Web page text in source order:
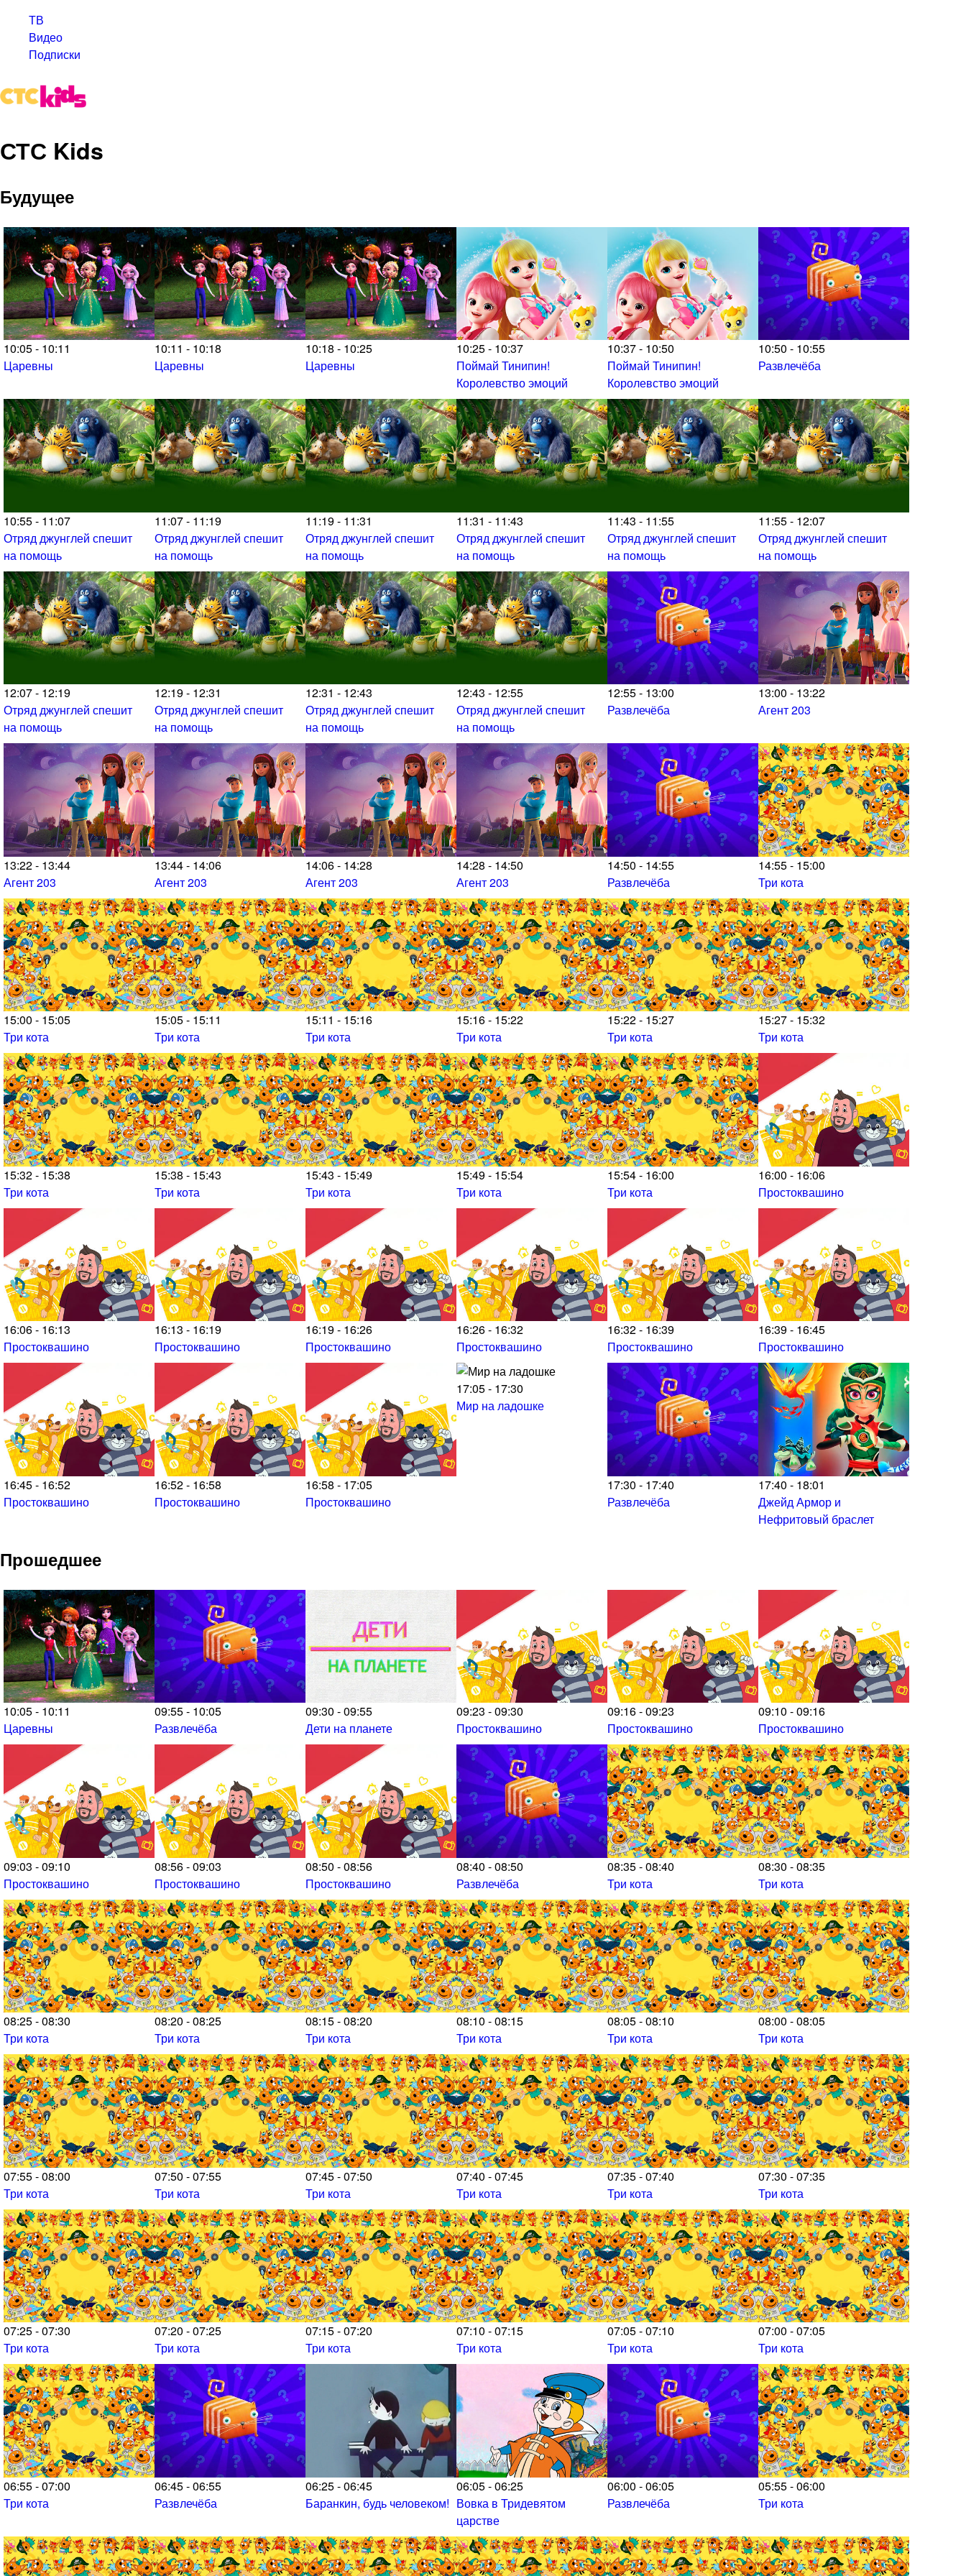
ТВ
Видео
Подписки
СТС Kids
Будущее
10:05 - 10:11
Царевны
10:11 - 10:18
Царевны
10:18 - 10:25
Царевны
10:25 - 10:37
Поймай Тинипин!
Королевство эмоций
10:37 - 10:50
Поймай Тинипин!
Королевство эмоций
10:50 - 10:55
Развлечёба
10:55 - 11:07
Отряд джунглей спешит
на помощь
11:07 - 11:19
Отряд джунглей спешит
на помощь
11:19 - 11:31
Отряд джунглей спешит
на помощь
11:31 - 11:43
Отряд джунглей спешит
на помощь
11:43 - 11:55
Отряд джунглей спешит
на помощь
11:55 - 12:07
Отряд джунглей спешит
на помощь
12:07 - 12:19
Отряд джунглей спешит
на помощь
12:19 - 12:31
Отряд джунглей спешит
на помощь
12:31 - 12:43
Отряд джунглей спешит
на помощь
12:43 - 12:55
Отряд джунглей спешит
на помощь
12:55 - 13:00
Развлечёба
13:00 - 13:22
Агент 203
13:22 - 13:44
Агент 203
13:44 - 14:06
Агент 203
14:06 - 14:28
Агент 203
14:28 - 14:50
Агент 203
14:50 - 14:55
Развлечёба
14:55 - 15:00
Три кота
15:00 - 15:05
Три кота
15:05 - 15:11
Три кота
15:11 - 15:16
Три кота
15:16 - 15:22
Три кота
15:22 - 15:27
Три кота
15:27 - 15:32
Три кота
15:32 - 15:38
Три кота
15:38 - 15:43
Три кота
15:43 - 15:49
Три кота
15:49 - 15:54
Три кота
15:54 - 16:00
Три кота
16:00 - 16:06
Простоквашино
16:06 - 16:13
Простоквашино
16:13 - 16:19
Простоквашино
16:19 - 16:26
Простоквашино
16:26 - 16:32
Простоквашино
16:32 - 16:39
Простоквашино
16:39 - 16:45
Простоквашино
16:45 - 16:52
Простоквашино
16:52 - 16:58
Простоквашино
16:58 - 17:05
Простоквашино
17:05 - 17:30
Мир на ладошке
17:30 - 17:40
Развлечёба
17:40 - 18:01
Джейд Армор и
Нефритовый браслет
Прошедшее
10:05 - 10:11
Царевны
09:55 - 10:05
Развлечёба
09:30 - 09:55
Дети на планете
09:23 - 09:30
Простоквашино
09:16 - 09:23
Простоквашино
09:10 - 09:16
Простоквашино
09:03 - 09:10
Простоквашино
08:56 - 09:03
Простоквашино
08:50 - 08:56
Простоквашино
08:40 - 08:50
Развлечёба
08:35 - 08:40
Три кота
08:30 - 08:35
Три кота
08:25 - 08:30
Три кота
08:20 - 08:25
Три кота
08:15 - 08:20
Три кота
08:10 - 08:15
Три кота
08:05 - 08:10
Три кота
08:00 - 08:05
Три кота
07:55 - 08:00
Три кота
07:50 - 07:55
Три кота
07:45 - 07:50
Три кота
07:40 - 07:45
Три кота
07:35 - 07:40
Три кота
07:30 - 07:35
Три кота
07:25 - 07:30
Три кота
07:20 - 07:25
Три кота
07:15 - 07:20
Три кота
07:10 - 07:15
Три кота
07:05 - 07:10
Три кота
07:00 - 07:05
Три кота
06:55 - 07:00
Три кота
06:45 - 06:55
Развлечёба
06:25 - 06:45
Баранкин, будь человеком!
06:05 - 06:25
Вовка в Тридевятом
царстве
06:00 - 06:05
Развлечёба
05:55 - 06:00
Три кота